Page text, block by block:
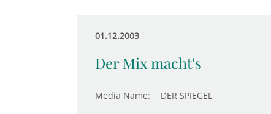
01.12.2003
Der Mix macht's
Media Name: DER SPIEGEL